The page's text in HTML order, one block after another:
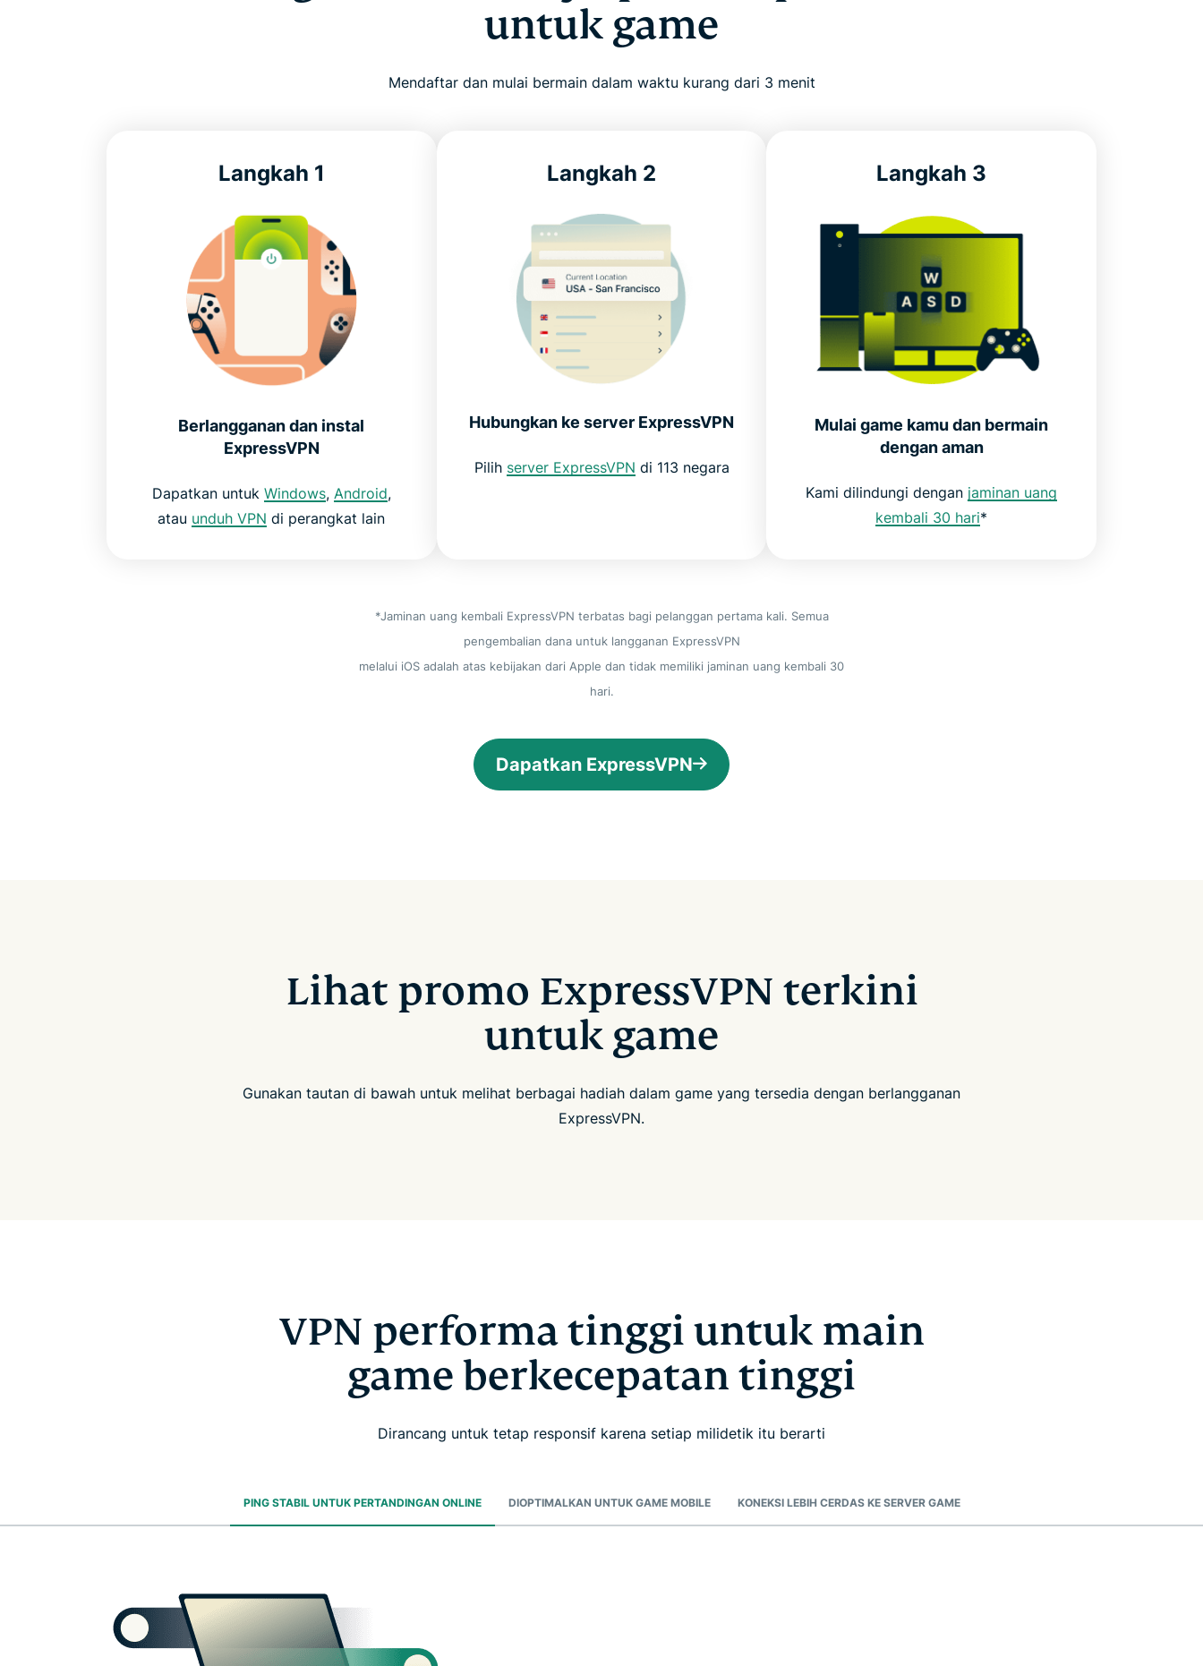
untuk game
Mendaftar dan mulai bermain dalam waktu kurang dari 3 menit
Langkah 1
Berlangganan dan instal
ExpressVPN
Dapatkan untuk Windows, Android,
atau unduh VPN di perangkat lain
Langkah 2
Hubungkan ke server ExpressVPN
Pilih server ExpressVPN di 113 negara
Langkah 3
Mulai game kamu dan bermain
dengan aman
Kami dilindungi dengan jaminan uang
kembali 30 hari*
*Jaminan uang kembali ExpressVPN terbatas bagi pelanggan pertama kali. Semua
pengembalian dana untuk langganan ExpressVPN
melalui iOS adalah atas kebijakan dari Apple dan tidak memiliki jaminan uang kembali 30
hari.
Dapatkan ExpressVPN
Lihat promo ExpressVPN terkini
untuk game
Gunakan tautan di bawah untuk melihat berbagai hadiah dalam game yang tersedia dengan berlangganan
ExpressVPN.
VPN performa tinggi untuk main
game berkecepatan tinggi
Dirancang untuk tetap responsif karena setiap milidetik itu berarti
PING STABIL UNTUK PERTANDINGAN ONLINE DIOPTIMALKAN UNTUK GAME MOBILE KONEKSI LEBIH CERDAS KE SERVER GAME